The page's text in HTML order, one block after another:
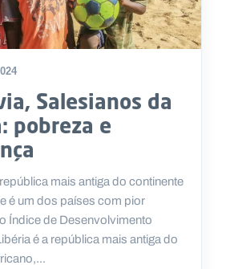
Salesianos da
pobreza e
mais antiga do continente
é um dos países com pior
Índice de Desenvolvimento
é a república mais antiga do